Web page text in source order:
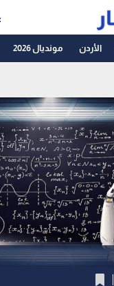
الأردن مونديال 2026